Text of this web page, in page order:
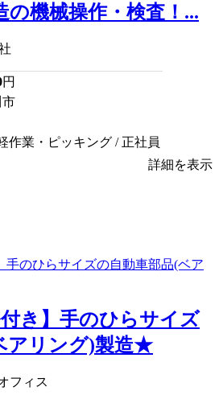
の機械操作・検査！...
円
市
作業・ピッキング / 正社員
詳細を表示
付き】手のひらサイズ
アリング)製造★
フィス